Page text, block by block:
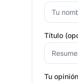
Título
Tu opinión